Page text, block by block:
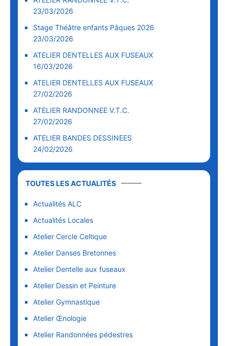
23/03/2026
Stage Théâtre enfants Pâques 2026
23/03/2026
ATELIER DENTELLES AUX FUSEAUX
16/03/2026
ATELIER DENTELLES AUX FUSEAUX
27/02/2026
ATELIER RANDONNEE V.T.C.
27/02/2026
ATELIER BANDES DESSINEES
24/02/2026
TOUTES LES ACTUALITÉS
Actualités ALC
Actualités Locales
Atelier Cercle Celtique
Atelier Danses Bretonnes
Atelier Dentelle aux fuseaux
Atelier Dessin et Peinture
Atelier Gymnastique
Atelier Œnologie
Atelier Randonnées pédestres